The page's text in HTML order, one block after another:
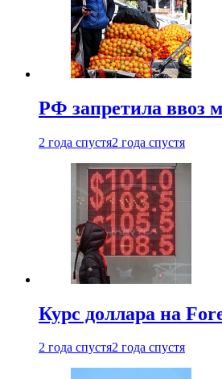
РФ запретила ввоз
2 года спустя2 года спустя
Курс доллара на
2 года спустя2 года спустя